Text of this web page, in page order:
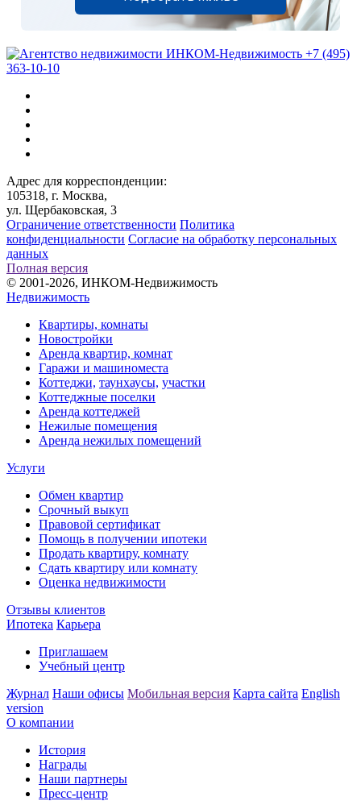
+7 (495)
363-10-10
Адрес для корреспонденции:
105318, г. Москва,
ул. Щербаковская, 3
Ограничение ответственности Политика
конфиденциальности Согласие на обработку персональных
данных
Полная версия
© 2001-2026, ИНКОМ-Недвижимость
Недвижимость
Квартиры, комнаты
Новостройки
Аренда квартир, комнат
Гаражи и машиноместа
Коттеджи, таунхаусы, участки
Коттеджные поселки
Аренда коттеджей
Нежилые помещения
Аренда нежилых помещений
Услуги
Обмен квартир
Срочный выкуп
Правовой сертификат
Помощь в получении ипотеки
Продать квартиру, комнату
Сдать квартиру или комнату
Оценка недвижимости
Отзывы клиентов
Ипотека Карьера
Приглашаем
Учебный центр
Журнал Наши офисы Мобильная версия Карта сайта English
version
О компании
История
Награды
Наши партнеры
Пресс-центр